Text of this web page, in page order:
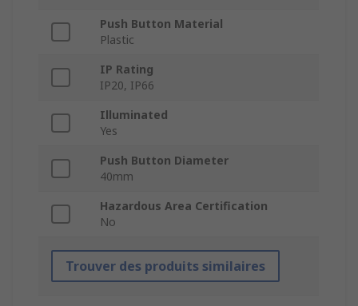
Push Button Material
Plastic
IP Rating
IP20, IP66
Illuminated
Yes
Push Button Diameter
40mm
Hazardous Area Certification
No
Trouver des produits similaires